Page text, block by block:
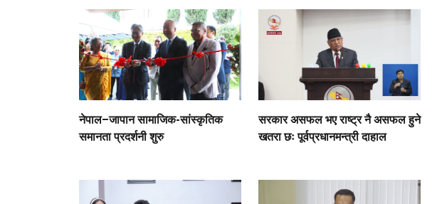
नेपाल–जापान सामाजिक-सांस्कृतिक
समानता प्रदर्शनी शुरु
सरकार असफल भए राष्ट्र नै असफल हुने
खतरा छः पूर्वप्रधानमन्त्री दाहाल